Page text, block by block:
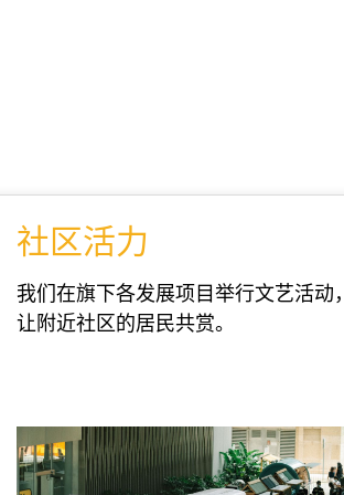
社区活力
我们在旗下各发展项目举行文艺活动，
让附近社区的居民共赏。
浏览更多